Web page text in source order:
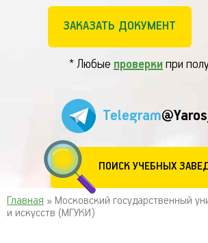
ЗАКАЗАТЬ ДОКУМЕНТ
* Любые проверки при
Telegram
ПОИСК УЧЕБНЫХ
Главная » Московский государственный
и искусств (МГУКИ)